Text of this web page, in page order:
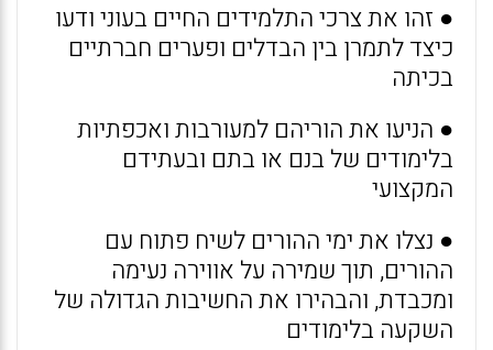
● זהו את צרכי התלמידים החיים בעוני ודעו
כיצד לתמרן בין הבדלים ופערים חברתיים
בכיתה
● הניעו את הוריהם למעורבות ואכפתיות
בלימודים של בנם או בתם ובעתידם
המקצועי
● נצלו את ימי ההורים לשיח פתוח עם
ההורים, תוך שמירה על אווירה נעימה
ומכבדת, והבהירו את החשיבות הגדולה של
השקעה בלימודים